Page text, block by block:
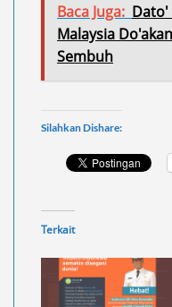
Baca Juga: Dato'
Malaysia
Sembuh
Silahkan Dishare:
Terkait